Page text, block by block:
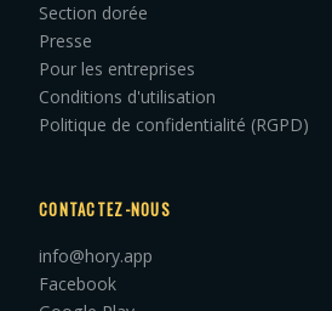
Section dorée
Presse
Pour les entreprises
Conditions d'utilisation
Politique de confidentialité (RGPD)
CONTACTEZ-NOUS
info@hory.app
Facebook